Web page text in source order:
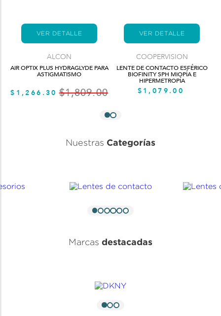
VER DETALLE
ALCON
AIR OPTIX PLUS HYDRAGLYDE PARA
ASTIGMATISMO
$1,266.30 $1,809.00
VER DETALLE
COOPERVISION
LENTE DE CONTACTO ESFÉRICO
BIOFINITY SPH MIOPÍA E
HIPERMETROPÍA
$1,079.00
Nuestras Categorías
Marcas destacadas